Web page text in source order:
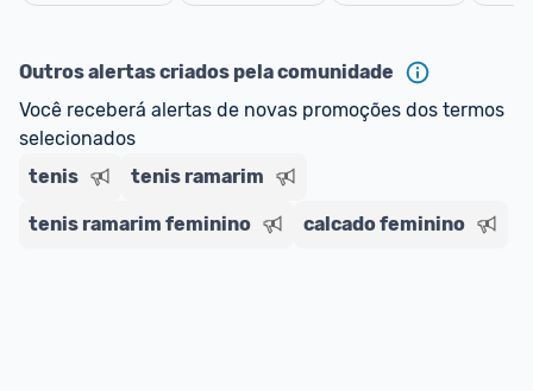
E lembre-se: você sempre pode contar ajuda da
comunidade para tirar dúvidas ou acionar os
nossos Admins marcando
comentário ou através do Fale com o Promobit.
Outros alertas criados pela comunidade
Você receberá alertas de novas promoções dos termos
selecionados
tenis
tenis ramarim
tenis ramarim feminino calcado feminino